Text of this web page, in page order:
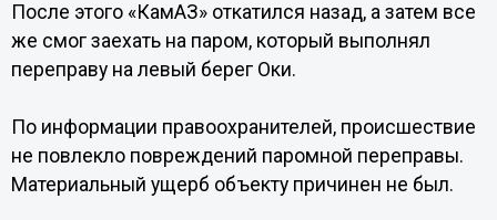
После этого «КамАЗ» откатился назад, а затем все
же смог заехать на паром, который выполнял
переправу на левый берег Оки.
По информации правоохранителей, происшествие
не повлекло повреждений паромной переправы.
Материальный ущерб объекту причинен не был.